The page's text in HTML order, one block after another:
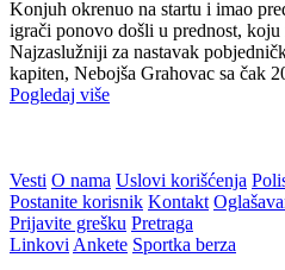
Konjuh okrenuo na startu i imao
igrači ponovo došli u prednost, koju
Najzaslužniji za nastavak
kapiten, Nebojša Grahovac sa čak
Pogledaj više
Plemići nastavljaju ulagati u
razvoj igrača: GOŠK partner,
šest nogometaša na posudbi